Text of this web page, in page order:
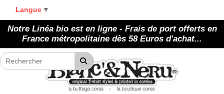
Notre Linéa bio est en ligne - Frais de port offerts en
France métropolitaine dès 58 Euros d'achat...
Langue ▼